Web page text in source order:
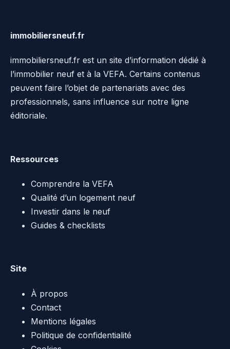
immobiliersneuf.fr
immobiliersneuf.fr est un site d’information dédié à
l’immobilier neuf et à la VEFA. Certains contenus
peuvent faire l’objet de partenariats avec des
professionnels, sans influence sur notre ligne
éditoriale.
Ressources
Comprendre la VEFA
Qualité d’un logement neuf
Investir dans le neuf
Guides & checklists
Site
À propos
Contact
Mentions légales
Politique de confidentialité